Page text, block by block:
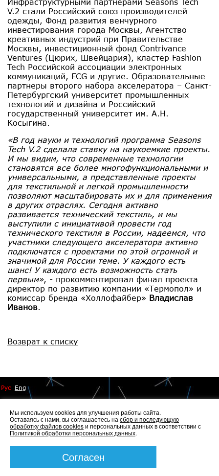
V.2 стали Российский союз производителей
одежды, Фонд развития венчурного
инвестирования города Москвы, Агентство
креативных индустрий при Правительстве
Москвы, инвестиционный фонд Contrivance
Ventures (Цюрих, Швейцария), кластер Fashion
Tech Российской ассоциации электронных
коммуникаций, FCG и другие. Образовательные
партнеры второго набора акселератора – Санкт-
Петербургский университет промышленных
технологий и дизайна и Российский
государственный университет им. А.Н.
Косыгина.
«В год науки и технологий программа Seasons
Tech V.2 сделала ставку на наукоемкие проекты.
И мы видим, что современные технологии
становятся все более многофункциональными и
универсальными, а представленные проекты
для текстильной и легкой промышленности
позволяют масштабировать их и для применения
в других отраслях. Сегодня активно
развивается технический текстиль, и мы
выступили с инициативой провести год
технического текстиля в России, надеемся, что
участники следующего акселератора активно
подключатся с проектами по этой огромной и
значимой для России теме. У каждого есть
шанс! У каждого есть возможность стать
первым», - прокомментировал финал проекта
директор по развитию компании «Термопол» и
комиссар бренда «Холлофайбер» Владислав
Иванов.
Возврат к списку
Рус Eng
© 2014 - 2026 Иннопрактика
Политика по обработке и защите персональных данных
Политика по работе с файлами Cookies
Создание сайта —
Мы используем cookies для улучшения работы сайта.
Оставаясь с нами, вы соглашаетесь на сбор и последующую
обработку файлов cookiesи персональных данных в соответствии с
Политикой обработки персональных данных.
Согласен